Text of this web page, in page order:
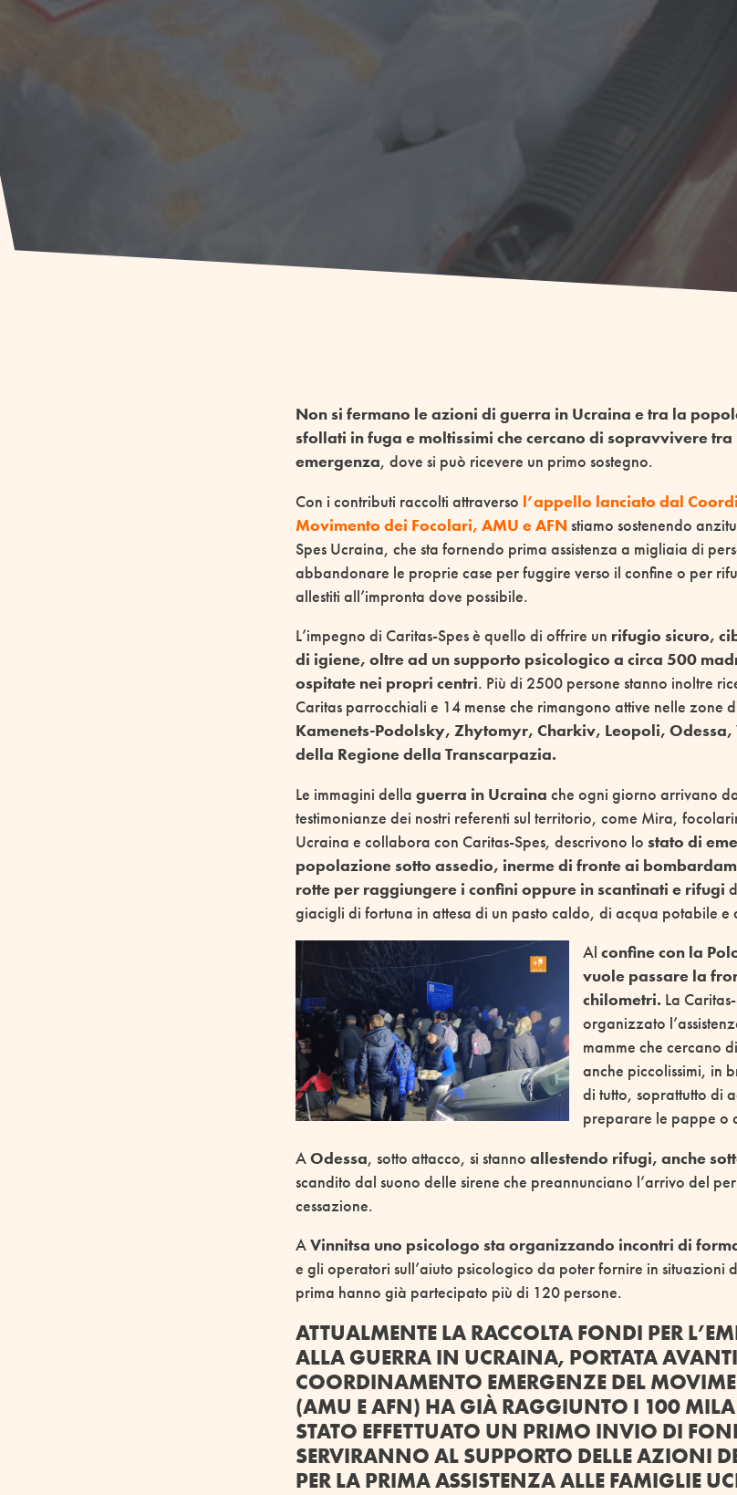
Non si fermano le azioni di guerra in Ucraina e tra la
sfollati in fuga e moltissimi che cercano di sopravvivere
emergenza, dove si può ricevere un primo sostegno.
Con i contributi raccolti attraverso l’appello lanciato dal
Movimento dei Focolari, AMU e AFN stiamo sostenendo
Spes Ucraina, che sta fornendo prima assistenza a migliaia di
abbandonare le proprie case per fuggire verso il confine o per
allestiti all’impronta dove possibile.
L’impegno di Caritas-Spes è quello di offrire un rifugio sicuro,
di igiene, oltre ad un supporto psicologico a circa 500
ospitate nei propri centri. Più di 2500 persone stanno inoltre
Caritas parrocchiali e 14 mense che rimangono attive nelle zone
Kamenets-Podolsky, Zhytomyr, Charkiv, Leopoli,
della Regione della Transcarpazia.
Le immagini dellaguerra in Ucraina che ogni giorno arrivano
testimonianze dei nostri referenti sul territorio, come Mira,
Ucraina e collabora con Caritas-Spes, descrivono lostato di
popolazione sotto assedio, inerme di fronte ai
rotte per raggiungere i confini oppure in scantinati e rifugi
giacigli di fortuna in attesa di un pasto caldo, di acqua potabile e
Alconfine con la
vuole passare la
chilometri. La
organizzato
mamme che cercano
anche piccolissimi, in
di tutto, soprattutto di
preparare le pappe o
AOdessa, sotto attacco, si stannoallestendo rifugi, anche
scandito dal suono delle sirene che preannunciano l’arrivo del
cessazione.
AVinnitsa uno psicologo sta organizzando incontri di
e gli operatori sull’aiuto psicologico da poter fornire in situazioni
prima hanno già partecipato più di 120 persone.
ATTUALMENTE LA RACCOLTA FONDI PER
ALLA GUERRA IN UCRAINA, PORTATA
COORDINAMENTO EMERGENZE DEL
(AMU E AFN) HA GIÀ RAGGIUNTO I 100 MILA
STATO EFFETTUATO UN PRIMO INVIO DI
SERVIRANNO AL SUPPORTO DELLE AZIONI
PER LA PRIMA ASSISTENZA ALLE FAMIGLIE